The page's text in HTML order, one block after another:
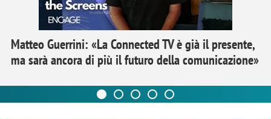
Matteo Guerrini: «La Connected TV è già il presente,
ma sarà ancora di più il futuro della comunicazione»